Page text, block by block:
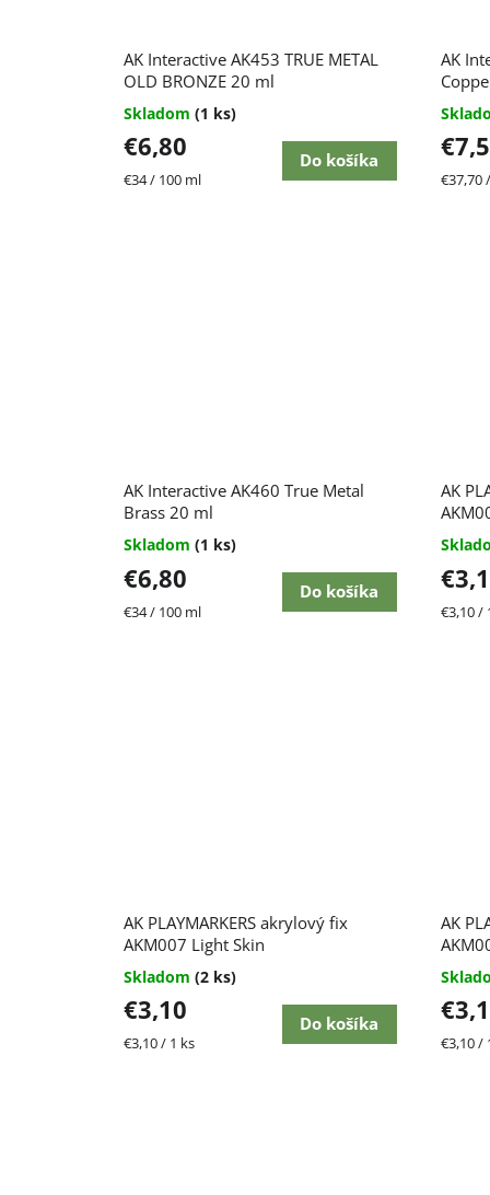
AK Interactive AK453 TRUE METAL
OLD BRONZE 20 ml
Skladom (1 ks)
€6,80
Jednotková
€34 / 100 ml
Do košíka
AK
€37,70
AK Interactive AK460 True Metal
Brass 20 ml
Skladom (1 ks)
€6,80
Jednotková
€34 / 100 ml
Do košíka
AK
€3,10 /
AK PLAYMARKERS akrylový fix
AKM007 Light Skin
Skladom (2 ks)
€3,10
Jednotková
€3,10 / 1 ks
Do košíka
AK
€3,10 /